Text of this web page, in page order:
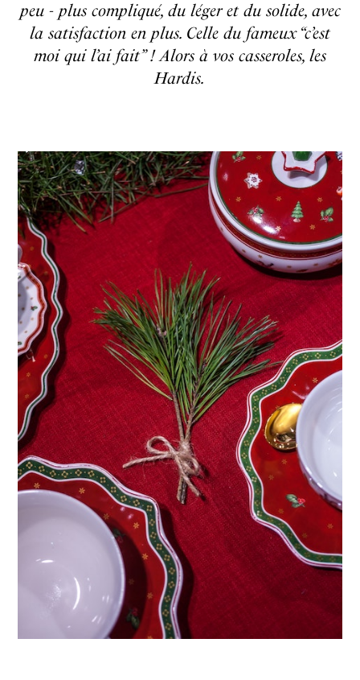
peu - plus compliqué, du léger et du solide, avec
la satisfaction en plus. Celle du fameux “c’est
moi qui l’ai fait” ! Alors à vos casseroles, les
Hardis.